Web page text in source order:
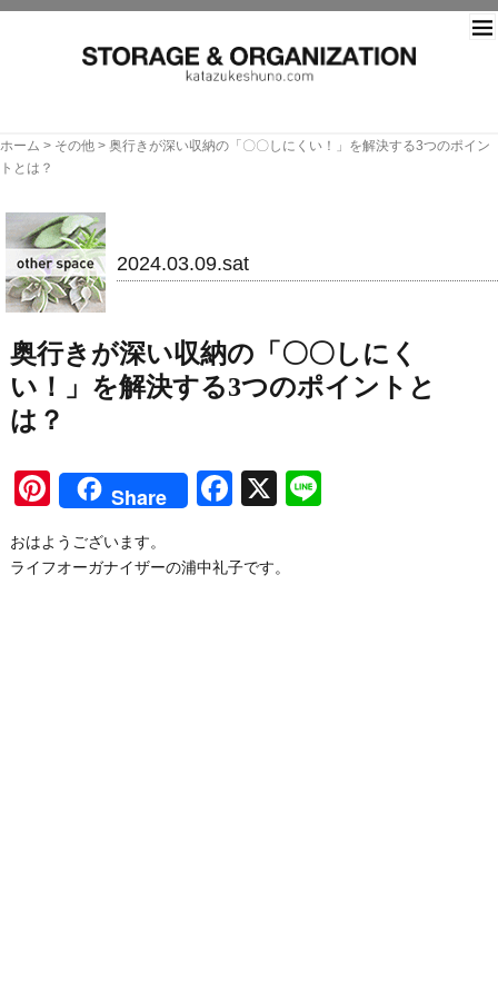
ホーム > その他 > 奥行きが深い収納の「〇〇しにくい！」を解決する3つのポイン
トとは？
2024.03.09.sat
奥行きが深い収納の「〇〇しにく
い！」を解決する3つのポイントと
は？
Pinterest
Share Facebook
X
おはようございます。
ライフオーガナイザーの浦中礼子です。